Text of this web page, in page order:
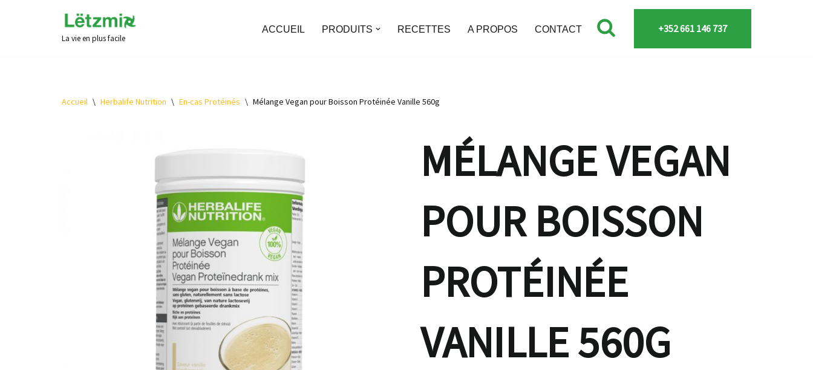
La vie en plus facile
ACCUEIL PRODUITS RECETTES A PROPOS CONTACT +352 661 146 737
Accueil \ Herbalife Nutrition \ En-cas Protéinés \ Mélange Vegan pour Boisson Protéinée Vanille 560g
MÉLANGE VEGAN
POUR BOISSON
PROTÉINÉE
VANILLE 560G